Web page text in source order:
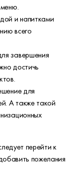
и напитками
всего
завершения
достичь
для
А также такой
перейти к
пожелания